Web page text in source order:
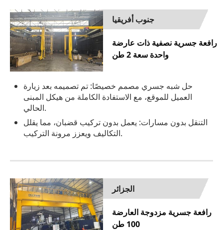
جنوب أفريقيا
رافعة جسرية نصفية ذات عارضة
واحدة سعة 2 طن
حل شبه جسري مصمم خصيصًا: تم تصميمه بعد زيارة
العميل للموقع، مع الاستفادة الكاملة من هيكل المبنى
الحالي.
التنقل بدون مسارات: يعمل بدون تركيب قضبان، مما يقلل
التكاليف ويعزز مرونة التركيب.
الجزائر
رافعة جسرية مزدوجة العارضة
100 طن